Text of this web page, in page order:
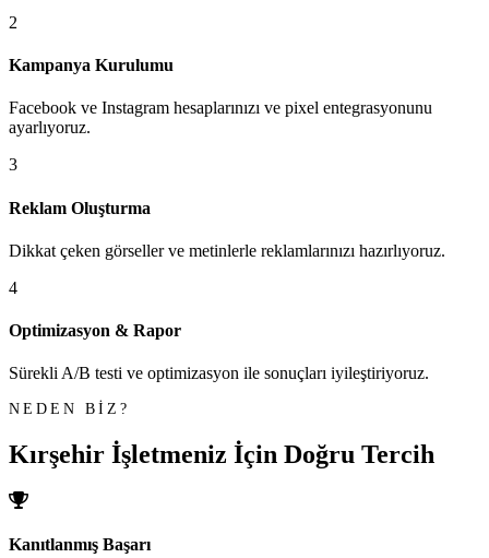
2
Kampanya Kurulumu
Facebook ve Instagram hesaplarınızı ve pixel entegrasyonunu
ayarlıyoruz.
3
Reklam Oluşturma
Dikkat çeken görseller ve metinlerle reklamlarınızı hazırlıyoruz.
4
Optimizasyon & Rapor
Sürekli A/B testi ve optimizasyon ile sonuçları iyileştiriyoruz.
NEDEN BİZ?
Kırşehir İşletmeniz İçin Doğru Tercih
Kanıtlanmış Başarı